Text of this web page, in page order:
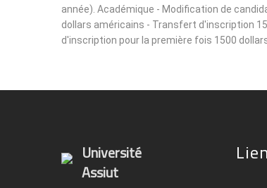
année). Académique - Modification de
dollars américains - Transfert d'inscription
d'inscription pour la première fois 1500
Université
Assiut